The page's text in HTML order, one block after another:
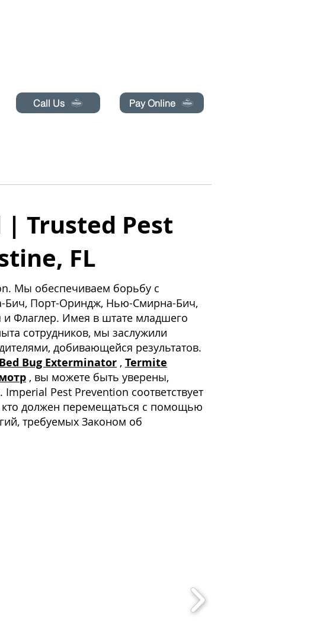
Call Us Pay Online
Trusted Pest
FL
Мы обеспечиваем борьбу с
Бич, Порт-Ориндж, Нью-Смирна-Бич,
и Флаглер. Имея в штате младшего
сотрудников, мы заслужили
добивающейся результатов.
Bed Bug Exterminator , Termite
, вы можете быть уверены,
Pest Prevention соответствует
кто должен перемещаться с помощью
требуемых Законом об